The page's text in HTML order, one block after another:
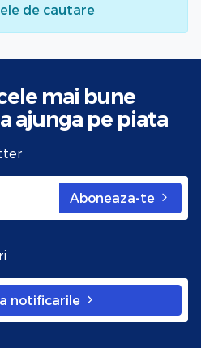
de cautare
mai bune
ajunga pe piata
Aboneaza-te
notificarile